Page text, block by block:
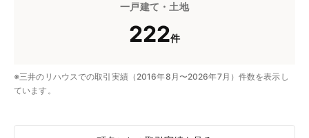
一戸建て・土地
222件
※三井のリハウスでの取引実績（2016年8月〜2026年7月）件数を表示し
ています。